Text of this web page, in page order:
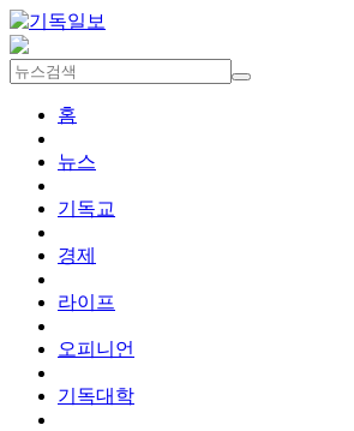
홈
뉴스
기독교
경제
라이프
오피니언
기독대학